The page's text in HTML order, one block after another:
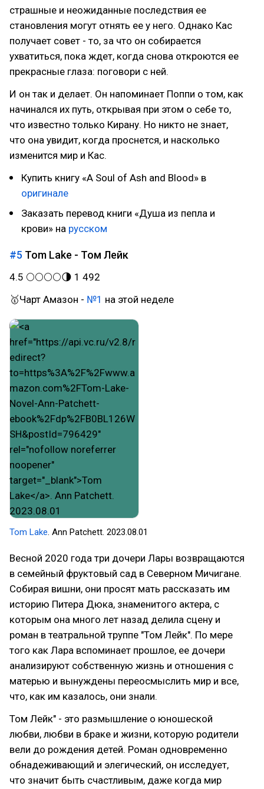
страшные и неожиданные последствия ее
становления могут отнять ее у него. Однако Кас
получает совет - то, за что он собирается
ухватиться, пока ждет, когда снова откроются ее
прекрасные глаза: поговори с ней.
И он так и делает. Он напоминает Поппи о том, как
начинался их путь, открывая при этом о себе то,
что известно только Кирану. Но никто не знает,
что она увидит, когда проснется, и насколько
изменится мир и Кас.
Купить книгу «A Soul of Ash and Blood» в
оригинале
Заказать перевод книги «Душа из пепла и
крови» на русском
#5 Tom Lake - Том Лейк
4.5 🌕🌕🌕🌕🌗 1 492
🥇Чарт Амазон - №1 на этой неделе
Tom Lake. Ann Patchett. 2023.08.01
Весной 2020 года три дочери Лары возвращаются
в семейный фруктовый сад в Северном Мичигане.
Собирая вишни, они просят мать рассказать им
историю Питера Дюка, знаменитого актера, с
которым она много лет назад делила сцену и
роман в театральной труппе "Том Лейк". По мере
того как Лара вспоминает прошлое, ее дочери
анализируют собственную жизнь и отношения с
матерью и вынуждены переосмыслить мир и все,
что, как им казалось, они знали.
Том Лейк" - это размышление о юношеской
любви, любви в браке и жизни, которую родители
вели до рождения детей. Роман одновременно
обнадеживающий и элегический, он исследует,
что значит быть счастливым, даже когда мир